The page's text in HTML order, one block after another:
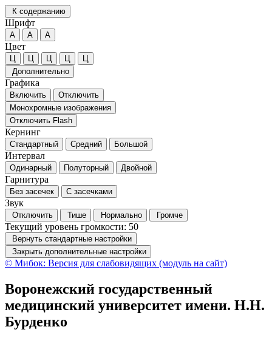
К содержанию
Шрифт
А А А
Цвет
Ц Ц Ц Ц
Ц
Дополнительно
Графика
Включить
Отключить
Монохромные изображения
Отключить Flash
Кернинг
Стандартный Средний Большой
Интервал
Одинарный Полуторный Двойной
Гарнитура
Без засечек С засечками
Звук
Отключить Тише Нормально Громче
Текущий уровень громкости: 50
Вернуть стандартные настройки
Закрыть дополнительные настройки
© Мибок: Версия для слабовидящих (модуль на сайт)
Воронежский государственный
медицинский университет имени. Н.Н.
Бурденко